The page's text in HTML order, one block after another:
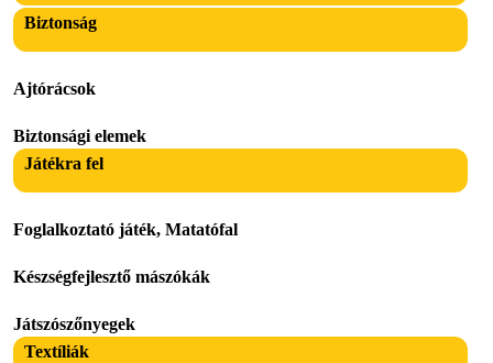
Biztonság
Ajtórácsok
Biztonsági elemek
Játékra fel
Foglalkoztató játék, Matatófal
Készségfejlesztő mászókák
Játszószőnyegek
Textíliák